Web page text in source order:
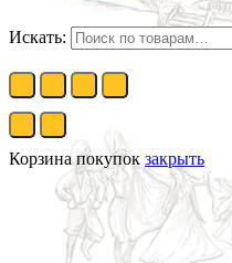
Искать:
Корзина покупок закрыть